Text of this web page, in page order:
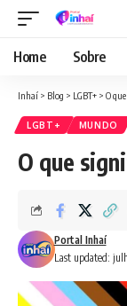
Home Sobre
Inhaí > Blog > LGBT+ > O
LGBT+ MUNDO
O que
Last updated:
Portal Inhaí